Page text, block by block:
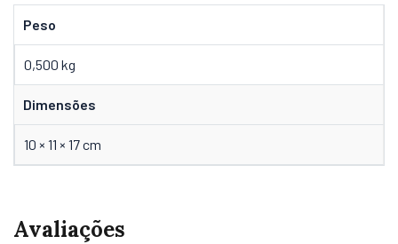
Peso
0,500 kg
Dimensões
10 × 11 × 17 cm
Avaliações